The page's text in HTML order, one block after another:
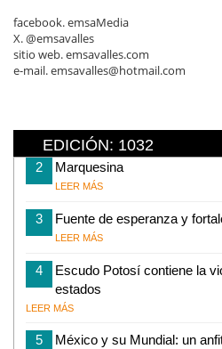
facebook. emsaMedia
X. @emsavalles
sitio web. emsavalles.com
e-mail. emsavalles@hotmail.com
EDICIÓN: 1032
2 Marquesina
LEER MÁS
3 Fuente de esperanza y
LEER MÁS
4
Escudo Potosí contiene la
estados
LEER MÁS
5
México y su Mundial: un